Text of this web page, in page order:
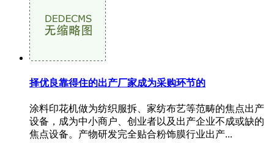
择优良靠得住的出产厂家成为采购环节的
涂料印花机做为纺织服拆、家纺布艺等范畴的焦点出产
设备，成为中小商户、创业者以及出产企业不成或缺的
焦点设备。产物研发完全贴合粉饰膜行业出产...